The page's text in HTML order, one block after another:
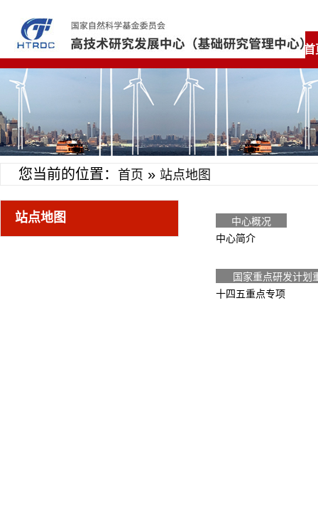
首
您当前的位置： 首页 » 站点地图
站点地图
中心概况
中心简介
国家重点研发计划
十四五重点专项